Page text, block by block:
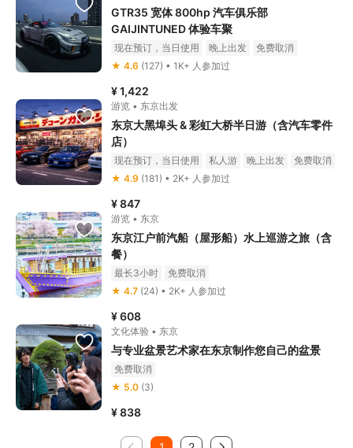
GTR35 宽体 800hp 汽车俱乐部
GAIJINTUNED 体验车聚
现在预订，当日使用 晚上出发
免费取消
★ 4.6 (127) • 1K+ 人参加过
¥ 1,422
游览 • 东京出发
东京大黑埠头 & 彩虹大桥半日游（含汽车零件
店）
现在预订，当日使用 私人游 晚上出发
免费取消
★ 4.9 (181) • 2K+ 人参加过
¥ 847
游览 • 东京
东京江户前汽船（屋形船）水上巡游之旅（含
餐）
最长3小时
免费取消
★ 4.7 (24) • 2K+ 人参加过
¥ 608
文化体验 • 东京
与专业盆景艺术家在东京制作您自己的盆景
免费取消
★ 5.0 (3)
¥ 838